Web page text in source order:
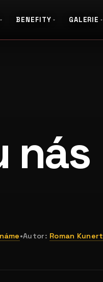
BENEFITY GALERIE
nás
•Autor: Roman Kunert